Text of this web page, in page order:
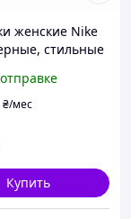
женские Nike
стильные
Кортез
₴/мес
Купить